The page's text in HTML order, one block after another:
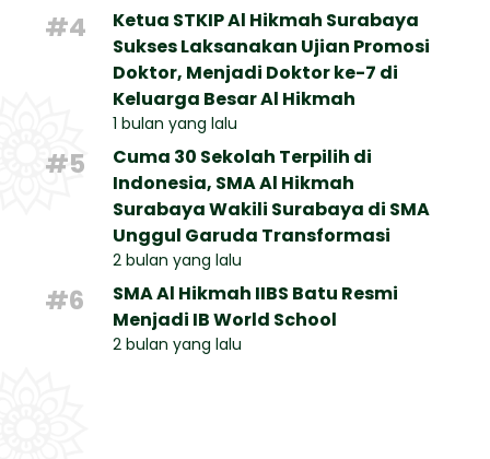
#4
Ketua STKIP Al Hikmah Surabaya
Sukses Laksanakan Ujian Promosi
Doktor, Menjadi Doktor ke-7 di
Keluarga Besar Al Hikmah
1 bulan yang lalu
#5
Cuma 30 Sekolah Terpilih di
Indonesia, SMA Al Hikmah
Surabaya Wakili Surabaya di SMA
Unggul Garuda Transformasi
2 bulan yang lalu
#6
SMA Al Hikmah IIBS Batu Resmi
Menjadi IB World School
2 bulan yang lalu